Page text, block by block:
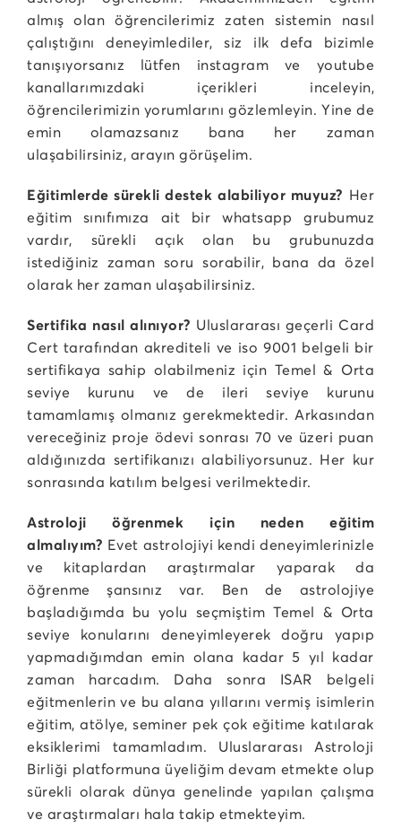
almış olan öğrencilerimiz zaten sistemin nasıl
çalıştığını deneyimlediler, siz ilk defa bizimle
tanışıyorsanız lütfen instagram ve youtube
kanallarımızdaki içerikleri inceleyin,
öğrencilerimizin yorumlarını gözlemleyin. Yine de
emin olamazsanız bana her zaman
ulaşabilirsiniz, arayın görüşelim.
Eğitimlerde sürekli destek alabiliyor muyuz? Her
eğitim sınıfımıza ait bir whatsapp grubumuz
vardır, sürekli açık olan bu grubunuzda
istediğiniz zaman soru sorabilir, bana da özel
olarak her zaman ulaşabilirsiniz.
Sertifika nasıl alınıyor? Uluslararası geçerli Card
Cert tarafından akrediteli ve iso 9001 belgeli bir
sertifikaya sahip olabilmeniz için Temel & Orta
seviye kurunu ve de ileri seviye kurunu
tamamlamış olmanız gerekmektedir. Arkasından
vereceğiniz proje ödevi sonrası 70 ve üzeri puan
aldığınızda sertifikanızı alabiliyorsunuz. Her kur
sonrasında katılım belgesi verilmektedir.
Astroloji öğrenmek için neden eğitim
almalıyım? Evet astrolojiyi kendi deneyimlerinizle
ve kitaplardan araştırmalar yaparak da
öğrenme şansınız var. Ben de astrolojiye
başladığımda bu yolu seçmiştim Temel & Orta
seviye konularını deneyimleyerek doğru yapıp
yapmadığımdan emin olana kadar 5 yıl kadar
zaman harcadım. Daha sonra ISAR belgeli
eğitmenlerin ve bu alana yıllarını vermiş isimlerin
eğitim, atölye, seminer pek çok eğitime katılarak
eksiklerimi tamamladım. Uluslararası Astroloji
Birliği platformuna üyeliğim devam etmekte olup
sürekli olarak dünya genelinde yapılan çalışma
ve araştırmaları hala takip etmekteyim.